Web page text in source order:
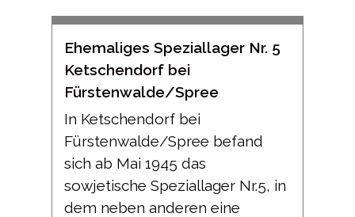
Ehemaliges Speziallager Nr. 5
Ketschendorf bei
Fürstenwalde/Spree
In Ketschendorf bei
Fürstenwalde/Spree befand
sich ab Mai 1945 das
sowjetische Speziallager Nr.5, in
dem neben anderen eine